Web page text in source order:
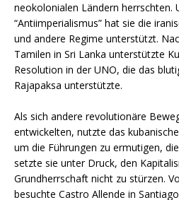
neokolonialen Ländern herrschten.
“Antiimperialismus” hat sie die
und andere Regime unterstützt.
Tamilen in Sri Lanka unterstützte
Resolution in der UNO, die das
Rajapaksa unterstützte.
Als sich andere revolutionäre
entwickelten, nutzte das
um die Führungen zu ermutigen,
setzte sie unter Druck, den
Grundherrschaft nicht zu stürzen.
besuchte Castro Allende in